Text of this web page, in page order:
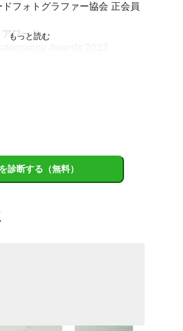
フォトグラファー協会 正会員
ワード
賞
京都吉兆、中国料理 百楽、高級
メリケンポート神戸元町、甘味
都伊勢丹店)、洋風バルBalcook、カ
Merrily、N'sフードパーク、インプレ
、カフェオリオン、株式会社ライズ
ィブフーズ、神奈川ツルマフーズ株
診断する（無料）